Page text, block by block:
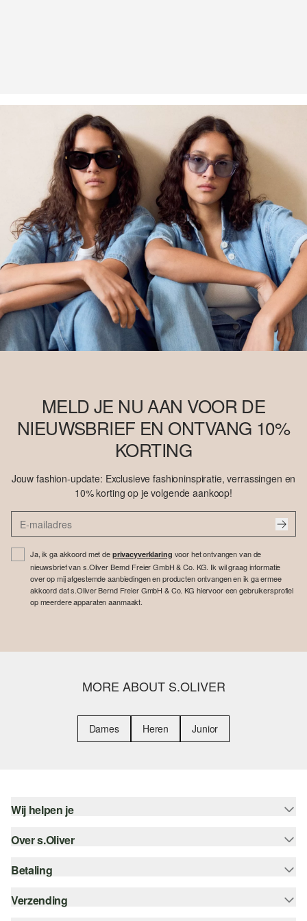
MELD JE NU AAN VOOR DE
NIEUWSBRIEF EN ONTVANG 10%
KORTING
Jouw fashion-update: Exclusieve fashioninspiratie, verrassingen en
10% korting op je volgende aankoop!
Ja, ik ga akkoord met de privacyverklaring voor het ontvangen van de
nieuwsbrief van s.Oliver Bernd Freier GmbH & Co. KG. Ik wil graag informatie
over op mij afgestemde aanbiedingen en producten ontvangen en ik ga ermee
akkoord dat s.Oliver Bernd Freier GmbH & Co. KG hiervoor een gebruikersprofiel
op meerdere apparaten aanmaakt.
MORE ABOUT S.OLIVER
Dames Heren Junior
Wij helpen je
Help - FAQ
Maattabel
Top categorieën
Over s.Oliver
Nieuwsbrief
s.Oliver Card
Betaling
Koop op rekening
Verzending